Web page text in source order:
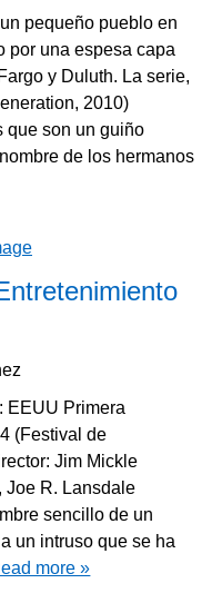
pequeño pueblo en
por una espesa capa
y Duluth. La serie,
2010)
que son un guiño
de los hermanos
EEUU Primera
(Festival de
Jim Mickle
R. Lansdale
sencillo de un
un intruso que se ha
more »